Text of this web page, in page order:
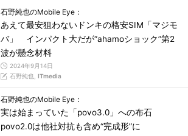
石野純也のMobile Eye：
あえて最安狙わないドンキの格安SIM「マジモ
バ」 インパクト大だが“ahamoショック”第2
波が懸念材料
2024年9月14日
石野純也, ITmedia
石野純也のMobile Eye：
実は始まっていた「povo3.0」への布石
povo2.0は他社対抗も含め“完成形”に